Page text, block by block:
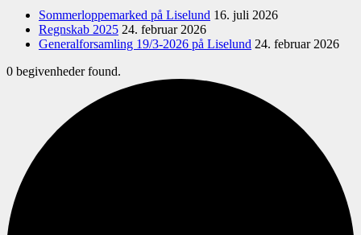
Sommerloppemarked på Liselund 16. juli 2026
Regnskab 2025 24. februar 2026
Generalforsamling 19/3-2026 på Liselund 24. februar 2026
0 begivenheder found.